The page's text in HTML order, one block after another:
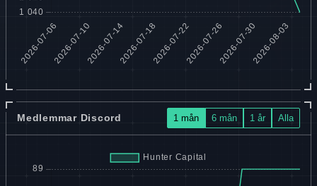
Medlemmar Discord 1 mån 6 mån 1 år Alla